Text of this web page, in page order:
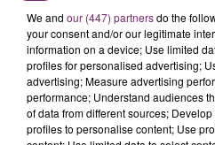
toujours valables pour les
2021-2022. Les personnes
les dates annulées et/ou
pour les dates reportées et
rendre à la nouvelle date,
rapprocher de leur point de
We and our (447) partnersdo the
your consent and/or our legitimate
information on a device; Use limited
profiles for personalised advertising;
advertising; Measure advertising
performance; Understand audiences
of data from different sources;
profiles to personalise content; Use